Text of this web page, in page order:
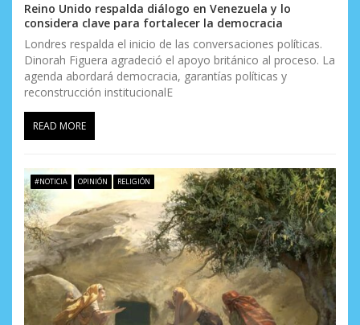
Reino Unido respalda diálogo en Venezuela y lo
considera clave para fortalecer la democracia
Londres respalda el inicio de las conversaciones políticas.
Dinorah Figuera agradeció el apoyo británico al proceso. La
agenda abordará democracia, garantías políticas y
reconstrucción institucionalE
READ MORE
#NOTICIA OPINIÓN RELIGIÓN